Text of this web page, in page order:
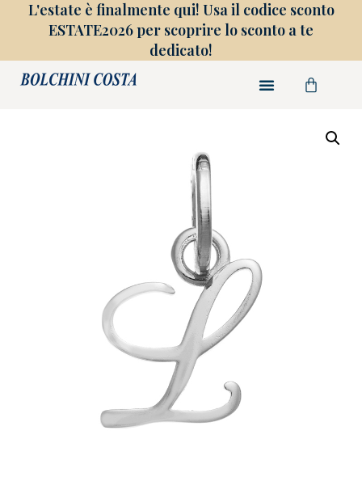
L'estate è finalmente qui! Usa il codice sconto
ESTATE2026 per scoprire lo sconto a te
dedicato!